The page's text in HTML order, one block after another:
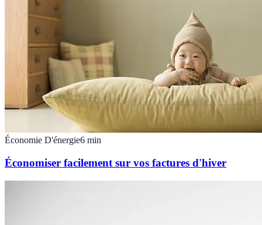
Économie D'énergie6 min
Économiser facilement sur vos factures d'hiver